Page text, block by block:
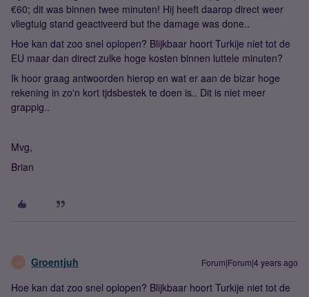
€60; dit was binnen twee minuten! Hij heeft daarop direct weer
vliegtuig stand geactiveerd but the damage was done..
Hoe kan dat zoo snel oplopen? Blijkbaar hoort Turkije niet tot de
EU maar dan direct zulke hoge kosten binnen luttele minuten?
Ik hoor graag antwoorden hierop en wat er aan de bizar hoge
rekening in zo'n kort tjdsbestek te doen is.. Dit is niet meer
grappig..
Mvg,
Brian
G Groentjuh Forum|Forum|4 years ago
Hoe kan dat zoo snel oplopen? Blijkbaar hoort Turkije niet tot de